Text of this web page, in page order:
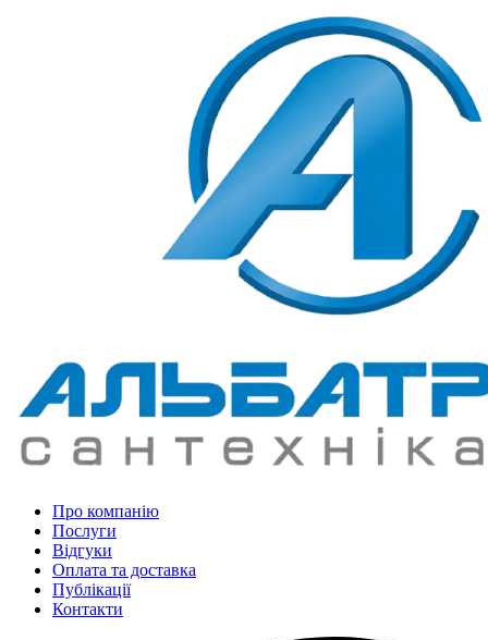
Про компанію
Послуги
Відгуки
Оплата та доставка
Публікації
Контакти